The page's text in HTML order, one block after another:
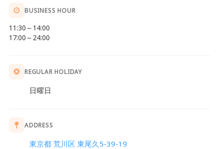
BUSINESS HOUR
11:30～14:00
17:00～24:00
REGULAR HOLIDAY
日曜日
ADDRESS
東京都 荒川区 東尾久5-39-19